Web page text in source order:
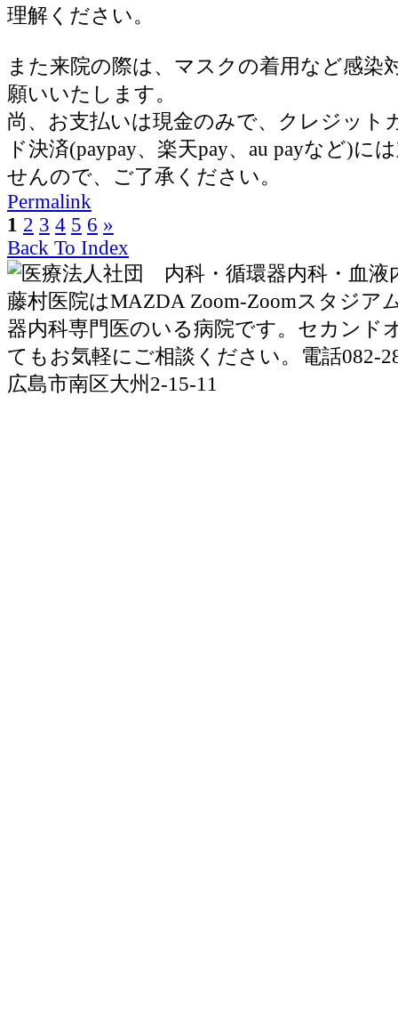
理解ください。
また来院の際は、マスクの着用など感染
願いいたします。
尚、お支払いは現金のみで、クレジット
ド決済(paypay、楽天pay、au payなど)に
せんので、ご了承ください。
Permalink
1 2 3 4 5 6 »
Back To Index